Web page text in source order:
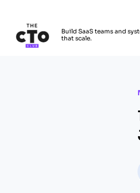
Build SaaS teams and
that scale.